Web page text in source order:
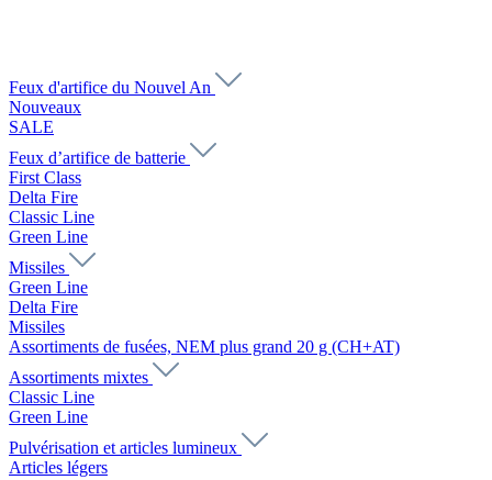
Feux d'artifice du Nouvel An
Nouveaux
SALE
Feux d’artifice de batterie
First Class
Delta Fire
Classic Line
Green Line
Missiles
Green Line
Delta Fire
Missiles
Assortiments de fusées, NEM plus grand 20 g (CH+AT)
Assortiments mixtes
Classic Line
Green Line
Pulvérisation et articles lumineux
Articles légers